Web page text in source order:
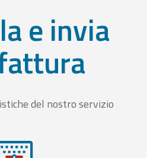
e invia
del nostro servizio